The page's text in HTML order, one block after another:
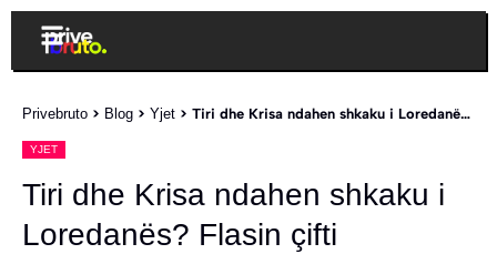
Privebruto > Blog > Yjet > Tiri dhe Krisa ndahen shkaku i Loredanës? Flasin çifti
YJET
Tiri dhe Krisa ndahen shkaku i
Loredanës? Flasin çifti